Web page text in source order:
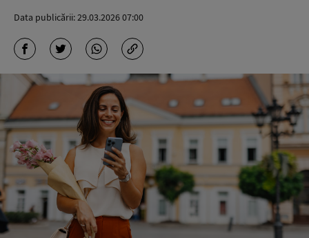
Data publicării:29.03.2026 07:00